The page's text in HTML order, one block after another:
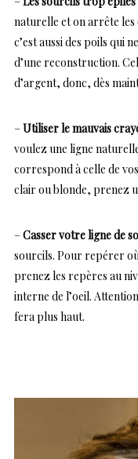
naturelle et on arrête les
c’est aussi des poils qui
d’une reconstruction.
d’argent, donc, dès
–Utiliser le mauvais
voulez une ligne
correspond à celle de
clair ou blonde, prenez
–Casser votre ligne de
sourcils. Pour repérer
prenez les repères au
interne de l’oeil.
fera plus haut.